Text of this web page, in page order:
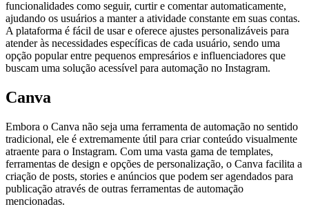
funcionalidades como seguir, curtir e comentar automaticamente,
ajudando os usuários a manter a atividade constante em suas contas.
A plataforma é fácil de usar e oferece ajustes personalizáveis para
atender às necessidades específicas de cada usuário, sendo uma
opção popular entre pequenos empresários e influenciadores que
buscam uma solução acessível para automação no Instagram.
Canva
Embora o Canva não seja uma ferramenta de automação no sentido
tradicional, ele é extremamente útil para criar conteúdo visualmente
atraente para o Instagram. Com uma vasta gama de templates,
ferramentas de design e opções de personalização, o Canva facilita a
criação de posts, stories e anúncios que podem ser agendados para
publicação através de outras ferramentas de automação
mencionadas.